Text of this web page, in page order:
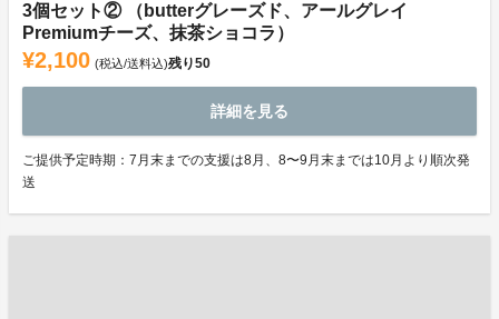
3個セット② （butterグレーズド、アールグレイ
Premiumチーズ、抹茶ショコラ）
¥2,100 (税込/送料込)残り50
詳細を見る
ご提供予定時期：7月末までの支援は8月、8〜9月末までは10月より順次発
送